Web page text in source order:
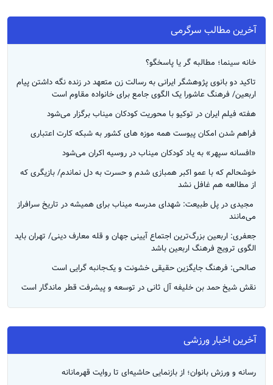
آخرین مطالب سرگرمی
خانه سینما؛ مطالبه گر یا پاسخگو؟
تاکید دو بانوی پژوهشگر ایرانی به رسالت زن متعهد در زنده نگه داشتن پیام
اربعین/ فرهنگ عاشورا یک الگوی جامع برای خانواده مقاوم است
هفته فیلم ایران در توکیو با محوریت کودکان میناب برگزار می‌شود
فراهم شدن امکان پیوست همه موزه های کشور به شبکه کارت اعتباری
«افسانه سپهر» به یاد کودکان میناب در روسیه اکران می‌شود
خوشحالم که با عمو اکبر همبازی شدم و حسرت به دل نماندم/ بازیگری که
از مطالعه هم غافل نشد
‌ مجیدی در پل طبیعت: شهدای مدرسه میناب برای همیشه در تاریخ سرافراز
می‌مانند
جعفری: اربعین بزرگ‌ترین اجتماع آیینی جهان و قله معارف دینی/ تهران باید
الگوی ترویج فرهنگ اربعین باشد
صالحی: فرهنگ جایگزین حقیقی خشونت و یک‌جانبه گرایی است
نقش شیخ حمد بن خلیفه آل ثانی در توسعه و پیشرفت قطر ماندگار است
آخرین اخبار ورزشی
رسانه و ورزش بانوان؛ از بازنمایی حاشیه‌ای تا روایت قهرمانانه